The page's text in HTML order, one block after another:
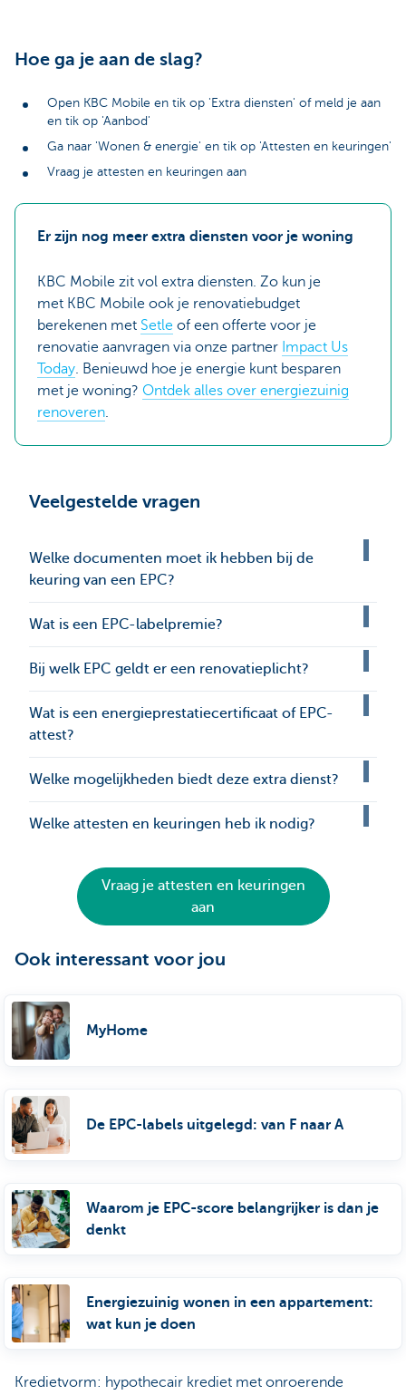
Hoe ga je aan de slag?
Open KBC Mobile en tik op 'Extra diensten' of meld je aan
en tik op 'Aanbod'
Ga naar 'Wonen & energie' en tik op 'Attesten en keuringen'
Vraag je attesten en keuringen aan
Er zijn nog meer extra diensten voor je woning
KBC Mobile zit vol extra diensten. Zo kun je
met KBC Mobile ook je renovatiebudget
berekenen met Setle of een offerte voor je
renovatie aanvragen via onze partner Impact Us
Today. Benieuwd hoe je energie kunt besparen
met je woning? Ontdek alles over energiezuinig
renoveren.
Veelgestelde vragen
Welke documenten moet ik hebben bij de
keuring van een EPC?
Wat is een EPC-labelpremie?
Bij welk EPC geldt er een renovatieplicht?
Wat is een energieprestatiecertificaat of EPC-
attest?
Welke mogelijkheden biedt deze extra dienst?
Welke attesten en keuringen heb ik nodig?
Vraag je attesten en keuringen
aan
Ook interessant voor jou
MyHome
De EPC-labels uitgelegd: van F naar A
Waarom je EPC-score belangrijker is dan je
denkt
Energiezuinig wonen in een appartement:
wat kun je doen
Kredietvorm: hypothecair krediet met onroerende